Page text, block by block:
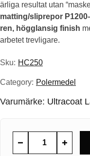
ärliga resultat utan
matting/sliprepor
ren, högglansig finish
arbetet trevligare.
Sku: HC250
Category: Polermedel
Varumärke: Ultracoat
Ultracoat